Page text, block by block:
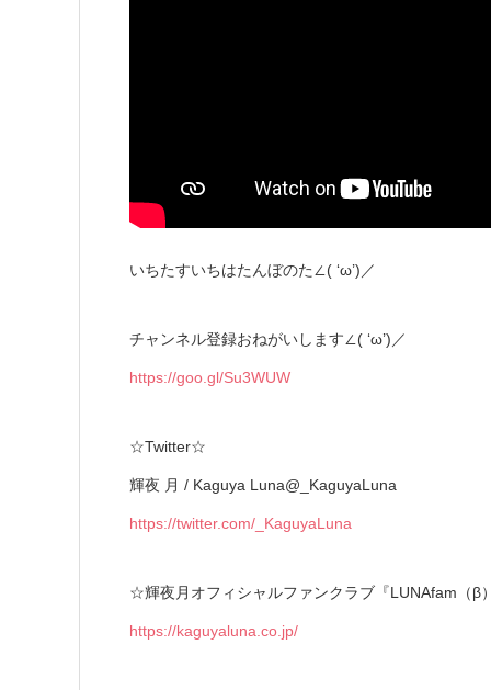
いちたすいちはたんぼのた∠( ‘ω’)／
チャンネル登録おねがいします∠( ‘ω’)／
https://goo.gl/Su3WUW
☆Twitter☆
輝夜 月 / Kaguya Luna@_KaguyaLuna
https://twitter.com/_KaguyaLuna
☆輝夜月オフィシャルファンクラブ『LUNAfam（β
https://kaguyaluna.co.jp/